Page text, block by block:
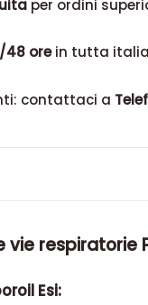
per ordini
48 orein tutta italia
contattaci a
vie respiratorie
Esi: